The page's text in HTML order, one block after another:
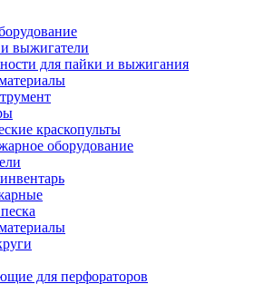
выжигатели
для пайки и выжигания
краскопульты
оборудование
для перфораторов